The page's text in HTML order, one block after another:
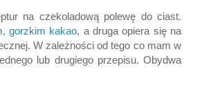
na czekoladową polewę do ciast.
gorzkim kakao, a druga opiera się na
W zależności od tego co mam w
lub drugiego przepisu. Obydwa